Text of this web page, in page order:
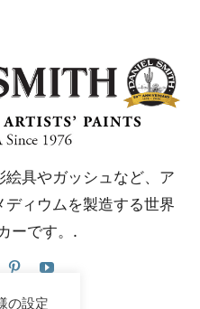
具やガッシュなど、ア
ィウムを製造する世界
ーです。.
の設定